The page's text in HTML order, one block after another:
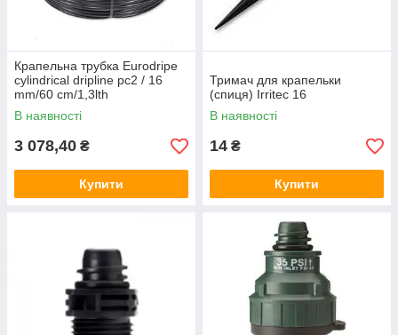
Крапельна трубка Eurodripe
cylindrical dripline pc2 / 16
mm/60 cm/1,3lth
В наявності
3 078,40 ₴
Купити
Тримач для крапельки
(спиця) Irritec 16
В наявності
14 ₴
Купити